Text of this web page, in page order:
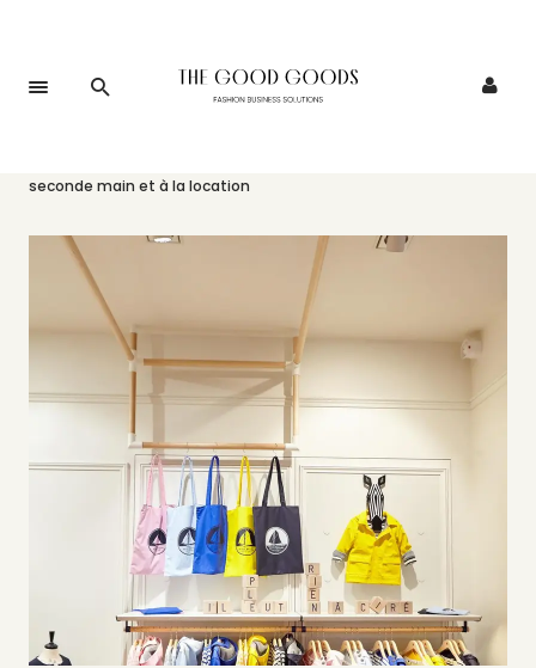
seconde main et à la location